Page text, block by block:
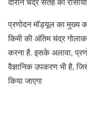
प्रणोदन मॉड्यूल का मुख्य
किमी की अंतिम चंद्र
करना है. इसके अलावा,
वैज्ञानिक उपकरण भी है,
किया जाएगा